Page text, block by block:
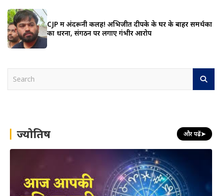
CJP में अंदरूनी कलह! अभिजीत दीपके के घर के बाहर समर्थकों
का धरना, संगठन पर लगाए गंभीर आरोप
h ज्योतिष और पढ़ें➤